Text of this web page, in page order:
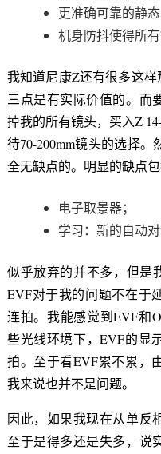
更准确可靠的静态
机身防抖使得所
我知道尼康Z还有很多这
三点是有实际价值的。而
掉我的所有镜头，买入Z
待70-200mm镜头的选择
全无缺点的。明显的缺点包
电子取景器；
学习：新的自动
似乎放弃的并不多，但是
EVF对于我的问题不在于
连拍。我能感觉到EVF和
些光线环境下，EVF的显
拍。至于看EVF累不累，
我来说也并不是问题。
因此，如果我现在从单反
至于是得多还是失多，说